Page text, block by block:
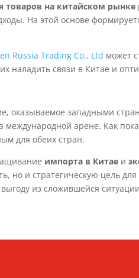
товаров на китайском рынке
На этой основе
Russia Trading Co., Ltd может
наладить связи в Китае и
оказываемое западными
международной арене. Как
для обеих стран.
импорта в Китае и
но и стратегическую цель
из сложившейся